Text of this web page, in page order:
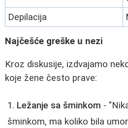
Depilacija
Najčešće greške u nezi
Kroz diskusije, izdvajamo
koje žene često prave:
Ležanje sa šminkom -
šminkom, ma koliko bila